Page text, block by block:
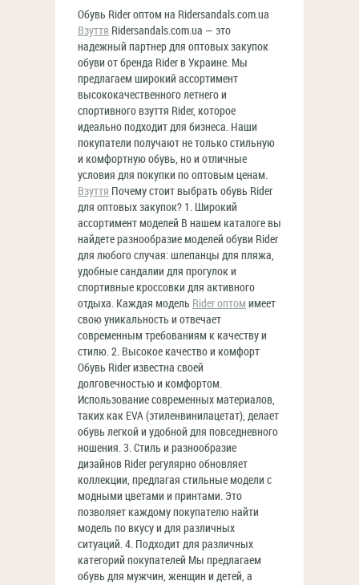
Обувь Rider оптом на Ridersandals.com.ua
Взуття Ridersandals.com.ua — это
надежный партнер для оптовых закупок
обуви от бренда Rider в Украине. Мы
предлагаем широкий ассортимент
высококачественного летнего и
спортивного взуття Rider, которое
идеально подходит для бизнеса. Наши
покупатели получают не только стильную
и комфортную обувь, но и отличные
условия для покупки по оптовым ценам.
Взуття Почему стоит выбрать обувь Rider
для оптовых закупок? 1. Широкий
ассортимент моделей В нашем каталоге вы
найдете разнообразие моделей обуви Rider
для любого случая: шлепанцы для пляжа,
удобные сандалии для прогулок и
спортивные кроссовки для активного
отдыха. Каждая модель Rider оптом имеет
свою уникальность и отвечает
современным требованиям к качеству и
стилю. 2. Высокое качество и комфорт
Обувь Rider известна своей
долговечностью и комфортом.
Использование современных материалов,
таких как EVA (этиленвинилацетат), делает
обувь легкой и удобной для повседневного
ношения. 3. Стиль и разнообразие
дизайнов Rider регулярно обновляет
коллекции, предлагая стильные модели с
модными цветами и принтами. Это
позволяет каждому покупателю найти
модель по вкусу и для различных
ситуаций. 4. Подходит для различных
категорий покупателей Мы предлагаем
обувь для мужчин, женщин и детей, а